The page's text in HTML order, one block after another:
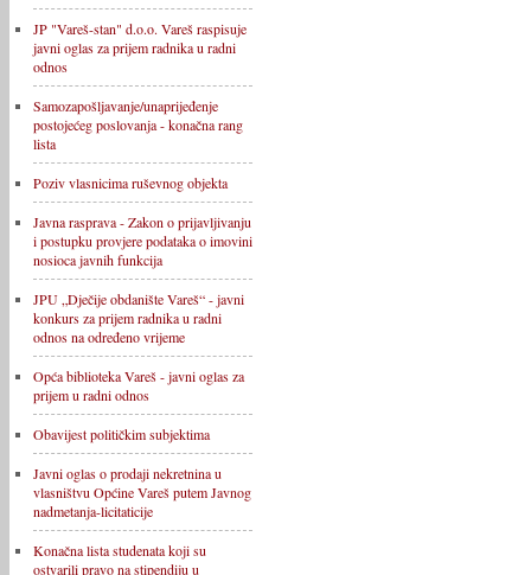
JP "Vareš-stan" d.o.o. Vareš raspisuje
javni oglas za prijem radnika u radni
odnos
Samozapošljavanje/unaprijeđenje
postojećeg poslovanja - konačna rang
lista
Poziv vlasnicima ruševnog objekta
Javna rasprava - Zakon o prijavljivanju
i postupku provjere podataka o imovini
nosioca javnih funkcija
JPU „Dječije obdanište Vareš“ - javni
konkurs za prijem radnika u radni
odnos na određeno vrijeme
Opća biblioteka Vareš - javni oglas za
prijem u radni odnos
Obavijest političkim subjektima
Javni oglas o prodaji nekretnina u
vlasništvu Općine Vareš putem Javnog
nadmetanja-licitaticije
Konačna lista studenata koji su
ostvarili pravo na stipendiju u